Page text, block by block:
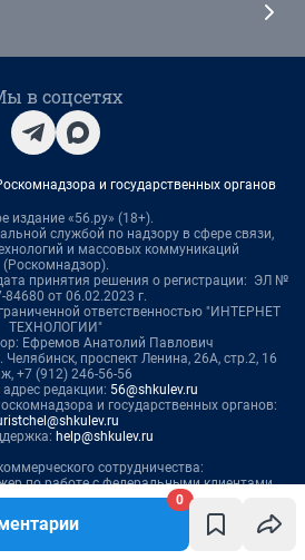
0
в соцсетях
и государственных органов
издание «56.ру» (18+).
службой по надзору в сфере связи,
и массовых коммуникаций
(Роскомнадзор).
принятия решения о регистрации: ЭЛ №
от 06.02.2023 г.
ответственностью "ИНТЕРНЕТ
ТЕХНОЛОГИИ"
Ефремов Анатолий Павлович
проспект Ленина, 26А, стр.2, 16
+7 (912) 246-56-56
редакции: 56@shkulev.ru
и государственных органов:
help@shkulev.ru
сотрудничества:
по работе с федеральными клиентами
, моб. + 7 982 640 34 32
по работе с федеральными клиентами
, моб. +7 910 402 4056